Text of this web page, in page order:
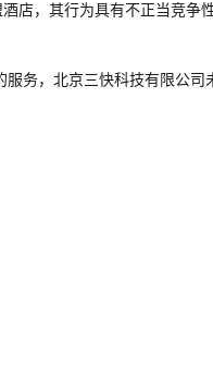
店，其行为具有不正当竞争性
服务，北京三快科技有限公